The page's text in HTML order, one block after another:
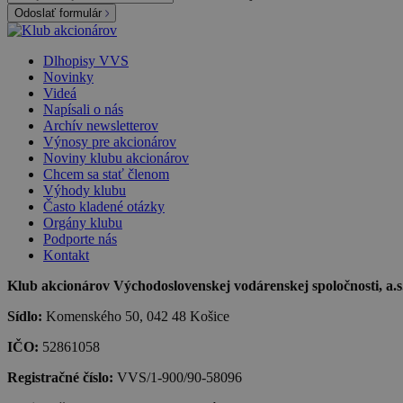
Odoslať formulár
Dlhopisy VVS
Novinky
Videá
Napísali o nás
Archív newsletterov
Výnosy pre akcionárov
Noviny klubu akcionárov
Chcem sa stať členom
Výhody klubu
Často kladené otázky
Orgány klubu
Podporte nás
Kontakt
Klub akcionárov Východoslovenskej vodárenskej spoločnosti,
Sídlo: Komenského 50, 042 48 Košice
IČO: 52861058
Registračné číslo: VVS/1-900/90-58096